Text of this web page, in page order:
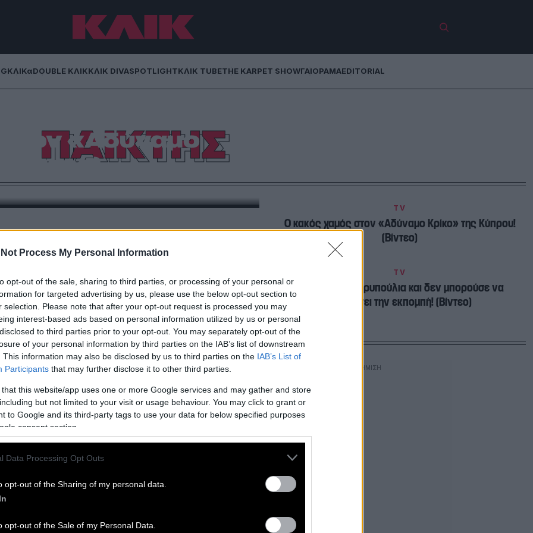
Not Process My Personal Information
opt-out of the sale, sharing to third parties, or processing of your personal or
for targeted advertising by us, please use the below opt-out section to
selection. Please note that after your opt-out request is processed you may
interest-based ads based on personal information utilized by us or personal
to third parties prior to your opt-out. You may separately opt-out of the
of your personal information by third parties on the IAB’s list of downstream
This information may also be disclosed by us to third parties on the IAB’s List of
Participants that may further disclose it to other third parties.
that this website/app uses one or more Google services and may gather and store
but not limited to your visit or usage behaviour. You may click to grant or
to Google and its third-party tags to use your data for below specified purposes
consent section.
Data Processing Opt Outs
opt-out of the Sharing of my personal data.
opt-out of the Sale of my Personal Data.
ΚΛΙΚαDOUBLE ΚΛΙΚΚΛΙΚ DIVASPOTLIGHTΚΛΙΚ TUBETHE KARPET SHOWΓΑΙΟΡΑΜΑEDITORIAL
ΠΑΙΚΤΗΣ
στον «Αδύναμο
«κίνηση του πελαργού», που έμαθε ο
TV
Ο κακός χαμός στον «Αδύναμο Κρίκο» της Κύπρου!
(Βίντεο)
TV
Τι έπαθε η Μακρυπούλια και δεν μπορούσε να
συνεχίσει την εκπομπή! (Βίντεο)
Χάνεϊκατ, σε ανταλλαγή πυροβολισμών με
από τις ΗΠΑ, καθώς αναφέρεται πως ο Τάιλερ
πυροβολισμών με αστυνομικούς. Από τον
στον αγωνιστικό χώρο (Βίντεο)
του Nomads ο Νικόλας Παπαδόπουλος κατά τη
τον Γιώργο Μαυρίδη. Από τον Γιώργο Βράτσο